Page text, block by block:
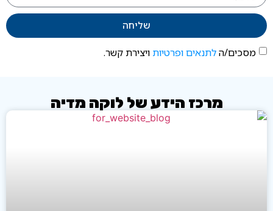
הלתנאים ופרטיותויצירת קשר.
מרכז הידע של לוקה מדיה